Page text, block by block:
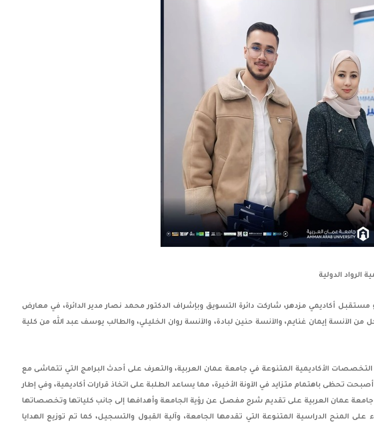
الدولية
أكاديمي مزدهر، شاركت دائرة التسويق وبإشراف الدكتور محمد نصار مدير الدائرة، في معارض
الآنسة إيمان غنايم، والآنسة حنين لبادة، والآنسة روان الخليلي، والطالب يوسف عبد الله من كلية
التخصصات الأكاديمية المتنوعة في جامعة عمان العربية، والتعرف على أحدث البرامج التي تتماشى مع
باهتمام متزايد في الآونة الأخيرة، مما يساعد الطلبة على اتخاذ قرارات أكاديمية، وفي إطار
عمان العربية على تقديم شرح مفصل عن رؤية الجامعة وأهدافها إلى جانب كلياتها وتخصصاتها
المنح الدراسية المتنوعة التي تقدمها الجامعة، وآلية القبول والتسجيل، كما تم توزيع الهدايا